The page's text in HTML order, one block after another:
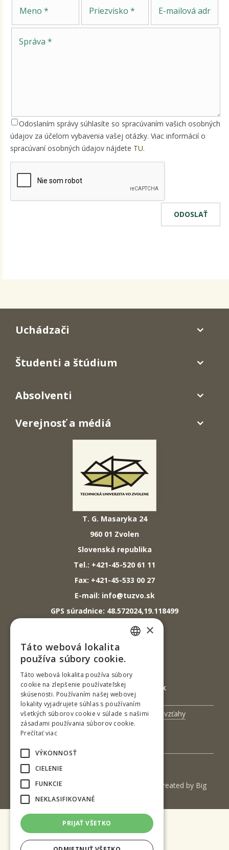
Odoslaním správy súhlasíte so spracúvaním vašich osobných
údajov za účelom vybavenia vašej otázky. Viac informácií o
spracúvaní osobných údajov nájdete TU.
T. G. Masaryka 24
960 01 Zvolen
Slovenská republika
Tel.: +421-45-520 61 11
Fax: +421-45-533 00 27
E-mail: info@tuzvo.sk
GPS súradnice: 48.572024,19.118499
IČO: 00397440
DIČ: 2020474808
IČ DPH: SK2020474808
E-mail: podatelna@tuzvo.sk
Uchádzači
Študenti a štúdium
Absolventi
Verejnosť a médiá
Univerzitný magazín
Medzinárodné vzťahy
Veda a výskum
(c) 2017 Technická univerzita vo Zvolene | Created by Big
& BIGGER s.r.o.
×
Táto webová lokalita
používa súbory cookie.
Táto webová lokalita používa súbory
cookie na zlepšenie používateľskej
skúsenosti. Používaním našej webovej
lokality vyjadrujete súhlas s používaním
všetkých súborov cookie v súlade s našimi
zásadami používania súborov cookie.
Prečítať viac
VÝKONNOSŤ
CIELENIE
FUNKCIE
NEKLASIFIKOVANÉ
PRIJAŤ VŠETKO